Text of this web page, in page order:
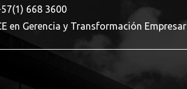
668 3600
en Gerencia y Transformación Empresar